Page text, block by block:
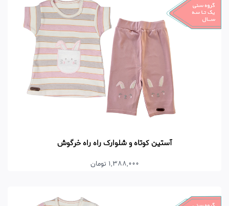
آستین کوتاه و شلوارک راه راه خرگوش
1,388,000 تومان